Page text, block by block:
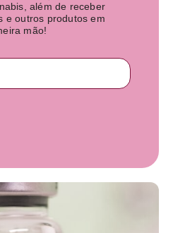
além de receber
e outros produtos em
mão!